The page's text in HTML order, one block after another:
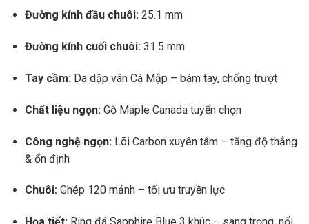
Đường kính đầu chuôi:25.1 mm
Đường kính cuối chuôi:31.5 mm
Tay cầm:Da dập vân Cá Mập – bám tay, chống trượt
Chất liệu ngọn: Gỗ Maple Canada tuyển chọn
Công nghệ ngọn: Lõi Carbon xuyên tâm – tăng độ thẳng
& ổn định
Chuôi:Ghép 120 mảnh – tối ưu truyền lực